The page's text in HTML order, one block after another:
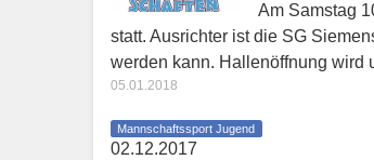
Am Samstag
statt. Ausrichter ist die SG
werden kann. Hallenöffnung wird
05.01.2018
Mannschaftssport Jugend
02.12.2017